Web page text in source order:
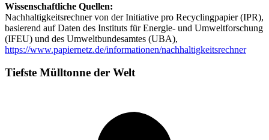
Wissenschaftliche Quellen:
Nachhaltigkeitsrechner von der Initiative pro Recyclingpapier (IPR),
basierend auf Daten des Instituts für Energie- und Umweltforschung
(IFEU) und des Umweltbundesamtes (UBA),
https://www.papiernetz.de/informationen/nachhaltigkeitsrechner
Tiefste Mülltonne der Welt